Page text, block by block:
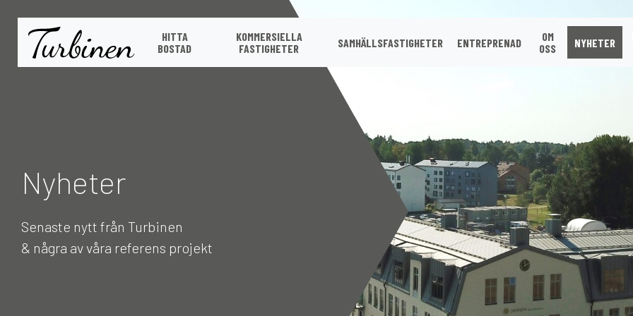
HITTA
BOSTAD
KOMMERSIELLA
FASTIGHETER
SAMHÄLLSFASTIGHETER ENTREPRENAD
OM
OSS
NYHETER
Nyheter
Senaste nytt från Turbinen
& några av våra referens projekt